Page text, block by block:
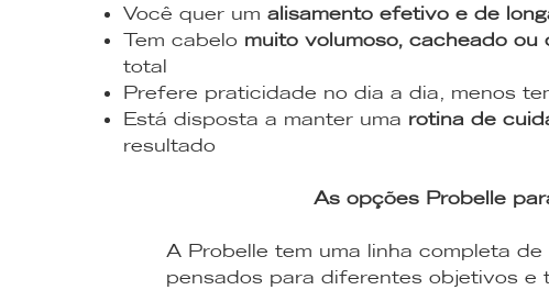
Você quer um alisamento efetivo e de
Tem cabelo muito volumoso, cacheado ou
total
Prefere praticidade no dia a dia, menos
Está disposta a manter uma rotina de
resultado
As opções Probelle
A Probelle tem uma linha completa
pensados para diferentes objetivos e